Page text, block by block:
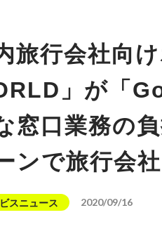
旅行会社向
」が「
窓口業務の
ンで旅行会
スニュース 2020/09/16